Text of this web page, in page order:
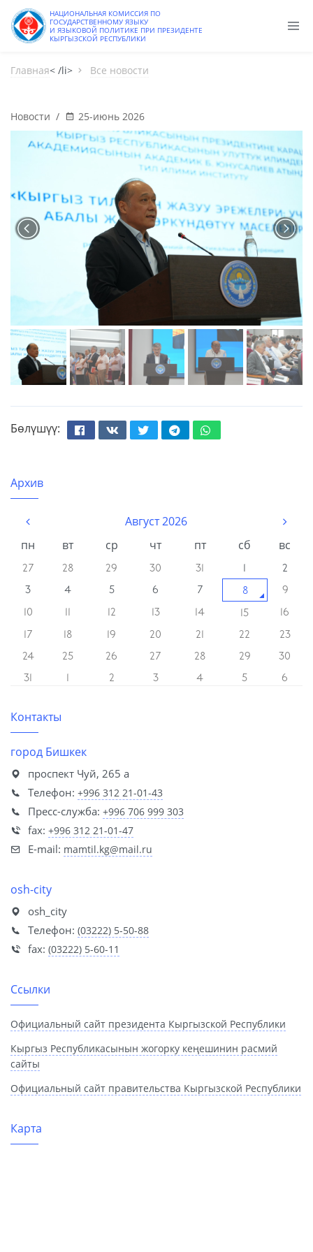
НАЦИОНАЛЬНАЯ КОМИССИЯ ПО
ГОСУДАРСТВЕННОМУ ЯЗЫКУ
И ЯЗЫКОВОЙ ПОЛИТИКЕ ПРИ ПРЕЗИДЕНТЕ
КЫРГЫЗСКОЙ РЕСПУБЛИКИ
Главная< /li> Все новости
Новости / 25-июнь 2026
Бөлүшүү:
FacebookВконтактеТвиттерТелеграмWhatsapp
Архив
Август 2026
пн
вт ср чт пт сб вс
27 28 29 30 31
2
3
4 5 6 7 8
9
10
12 13 14 15
16
17
18 19 20 21 22
23
24
25 26 27 28 29
30
31
2 3 4 5 6
Контакты
город Бишкек
проспект Чуй, 265 а
Телефон: +996 312 21-01-43
Пресс-служба: +996 706 999 303
fax: +996 312 21-01-47
E-mail: mamtil.kg@mail.ru
osh-city
osh_city
Телефон: (03222) 5-50-88
fax: (03222) 5-60-11
Ссылки
Официальный сайт президента Кыргызской Республики
Кыргыз Республикасынын жогорку кеңешинин расмий
сайты
Официальный сайт правительства Кыргызской Республики
Карта